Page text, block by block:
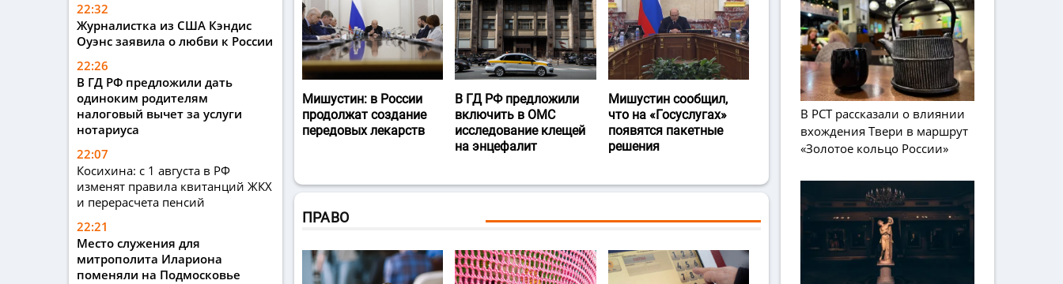
22:32
Журналистка из США Кэндис
Оуэнс заявила о любви к России
22:26
В ГД РФ предложили дать
одиноким родителям
налоговый вычет за услуги
нотариуса
22:07
Косихина: с 1 августа в РФ
изменят правила квитанций ЖКХ
и перерасчета пенсий
22:21
Место служения для
митрополита Илариона
поменяли на Подмосковье
Мишустин: в России
продолжат создание
передовых лекарств
В ГД РФ предложили
включить в ОМС
исследование клещей
на энцефалит
Мишустин сообщил,
что на «Госуслугах»
появятся пакетные
решения
ПРАВО
В РСТ рассказали о влиянии
вхождения Твери в маршрут
«Золотое кольцо России»